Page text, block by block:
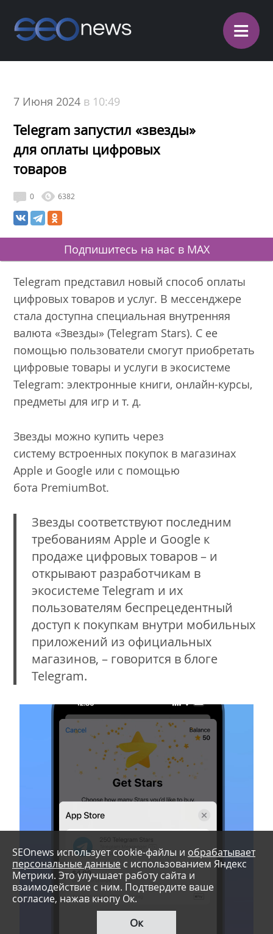
≡
7 Июня 2024 в 10:49
Telegram запустил «звезды»
для оплаты цифровых
товаров
0 6382
Подпишитесь на нас в MAX
Telegram представил новый способ оплаты
цифровых товаров и услуг. В мессенджере
стала доступна специальная внутренняя
валюта «Звезды» (Telegram Stars). С ее
помощью пользователи смогут приобретать
цифровые товары и услуги в экосистеме
Telegram: электронные книги, онлайн-курсы,
предметы для игр и т. д.
Звезды можно купить через
систему встроенных покупок в магазинах
Apple и Google или с помощью
бота PremiumBot.
Звезды соответствуют последним
требованиям Apple и Google к
продаже цифровых товаров – и
открывают разработчикам в
экосистеме Telegram и их
пользователям беспрецедентный
доступ к покупкам внутри мобильных
приложений из официальных
магазинов, – говорится в блоге
Telegram.
SEOnews использует cookie-файлы и обрабатывает
персональные данные с использованием Яндекс
Метрики. Это улучшает работу сайта и
взаимодействие с ним. Подтвердите ваше
согласие, нажав кнопу Ок.
Ок